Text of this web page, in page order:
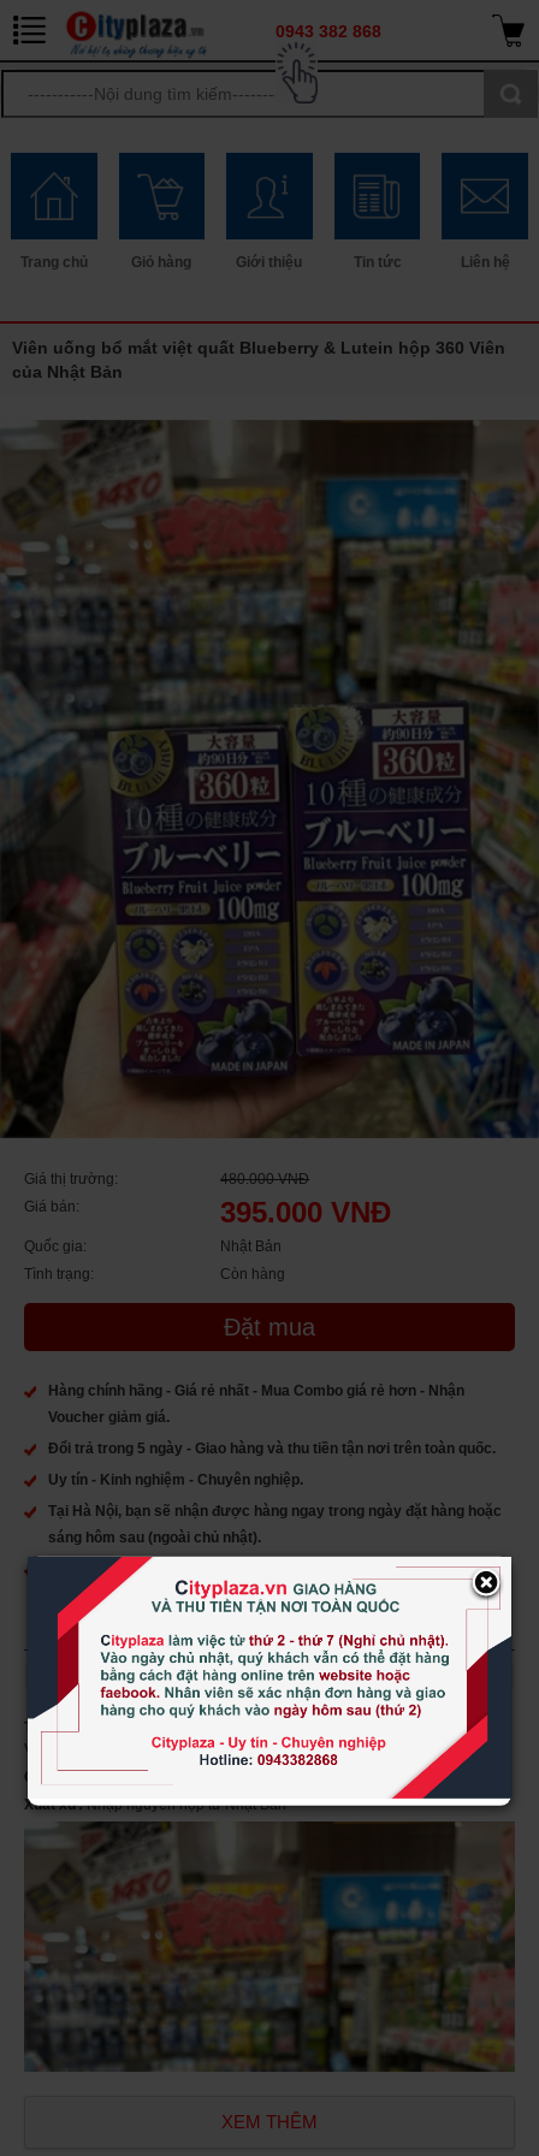
0943 382 868
Trang chủ Giỏ hàng Giới thiệu Tin tức Liên hệ
Viên uống bổ mắt việt quất Blueberry & Lutein hộp 360 Viên
của Nhật Bản
Giá thị trường:
480.000 VNĐ
Giá bán:
395.000 VNĐ
Quốc gia:
Nhật Bản
Tình trạng:
Còn hàng
Đặt mua
Hàng chính hãng - Giá rẻ nhất - Mua Combo giá rẻ hơn - Nhận
Voucher giảm giá.
Đổi trả trong 5 ngày - Giao hàng và thu tiền tận nơi trên toàn quốc.
Uy tín - Kinh nghiệm - Chuyên nghiệp.
Tại Hà Nội, bạn sẽ nhận được hàng ngay trong ngày đặt hàng hoặc
sáng hôm sau (ngoài chủ nhật).
Nếu bạn yêu thích cityplaza.vn và muốn cập nhật những thông tin
mới nhất của chúng tôi, hãy Like chúng tôi trên:
https://www.facebook.com/Cityplazavietnam/
Tên sản phẩm:
Viên uống bổ mắt việt quất Blueberry & Lutein hộp 360
Viên của Nhật Bản
Quy cách:
Xuất xứ:Nhập nguyên hộp từ Nhật Bản
XEM THÊM
×